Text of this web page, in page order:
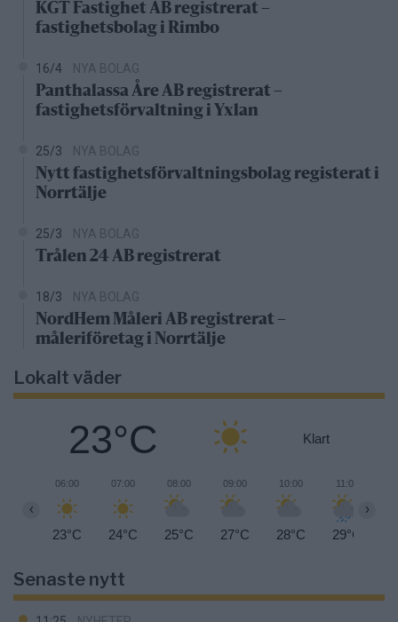
KGT Fastighet AB registrerat –
fastighetsbolag i Rimbo
16/4 NYA BOLAG
Panthalassa Åre AB registrerat –
fastighetsförvaltning i Yxlan
25/3 NYA BOLAG
Nytt fastighetsförvaltningsbolag registerat i
Norrtälje
25/3 NYA BOLAG
Trålen 24 AB registrerat
18/3 NYA BOLAG
NordHem Måleri AB registrerat –
måleriföretag i Norrtälje
Lokalt väder
23°C Klart
06:00
23°C
07:00
24°C
08:00
25°C
09:00
27°C
10:00
28°C
11:00
29°C
‹ ›
Senaste nytt